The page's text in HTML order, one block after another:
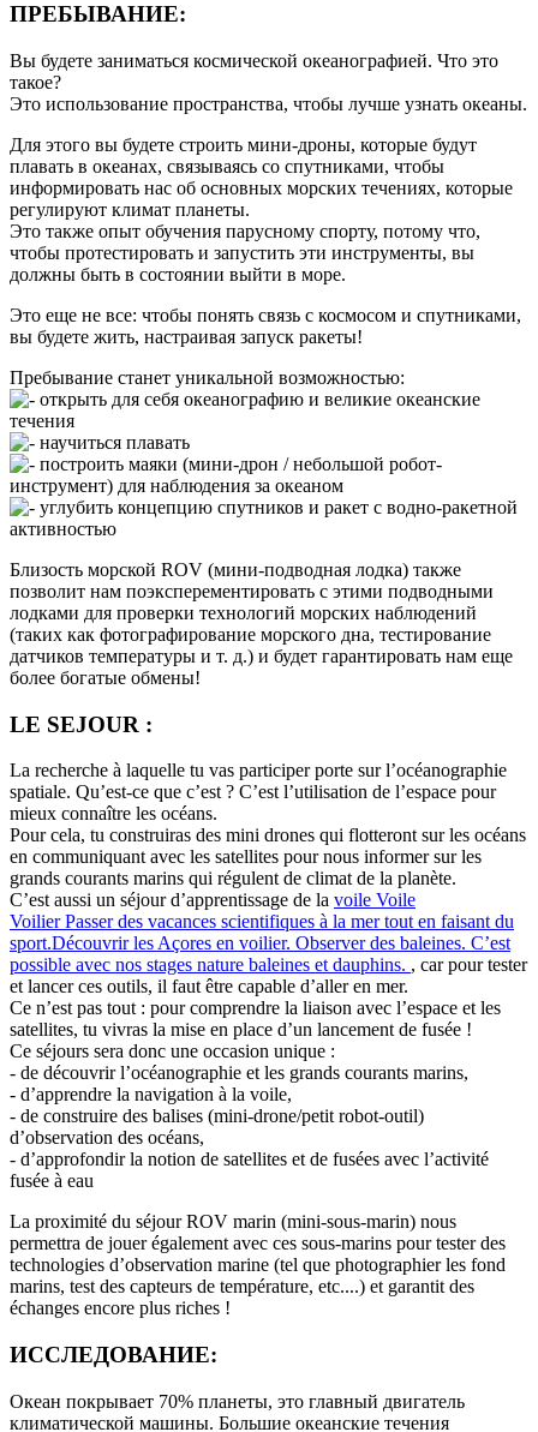
ПРЕБЫВАНИЕ:
Вы будете заниматься космической океанографией. Что это
такое?
Это использование пространства, чтобы лучше узнать океаны.
Для этого вы будете строить мини-дроны, которые будут
плавать в океанах, связываясь со спутниками, чтобы
информировать нас об основных морских течениях, которые
регулируют климат планеты.
Это также опыт обучения парусному спорту, потому что,
чтобы протестировать и запустить эти инструменты, вы
должны быть в состоянии выйти в море.
Это еще не все: чтобы понять связь с космосом и спутниками,
вы будете жить, настраивая запуск ракеты!
Пребывание станет уникальной возможностью:
открыть для себя океанографию и великие океанские
течения
научиться плавать
построить маяки (мини-дрон / небольшой робот-
инструмент) для наблюдения за океаном
углубить концепцию спутников и ракет с водно-ракетной
активностью
Близость морской ROV (мини-подводная лодка) также
позволит нам поэксперементировать с этими подводными
лодками для проверки технологий морских наблюдений
(таких как фотографирование морского дна, тестирование
датчиков температуры и т. д.) и будет гарантировать нам еще
более богатые обмены!
LE SEJOUR :
La recherche à laquelle tu vas participer porte sur l’océanographie
spatiale. Qu’est-ce que c’est ? C’est l’utilisation de l’espace pour
mieux connaître les océans.
Pour cela, tu construiras des mini drones qui flotteront sur les océans
en communiquant avec les satellites pour nous informer sur les
grands courants marins qui régulent de climat de la planète.
C’est aussi un séjour d’apprentissage de la voile Voile
Voilier Passer des vacances scientifiques à la mer tout en faisant du
sport.Découvrir les Açores en voilier. Observer des baleines. C’est
possible avec nos stages nature baleines et dauphins. , car pour tester
et lancer ces outils, il faut être capable d’aller en mer.
Ce n’est pas tout : pour comprendre la liaison avec l’espace et les
satellites, tu vivras la mise en place d’un lancement de fusée !
Ce séjours sera donc une occasion unique :
- de découvrir l’océanographie et les grands courants marins,
- d’apprendre la navigation à la voile,
- de construire des balises (mini-drone/petit robot-outil)
d’observation des océans,
- d’approfondir la notion de satellites et de fusées avec l’activité
fusée à eau
La proximité du séjour ROV marin (mini-sous-marin) nous
permettra de jouer également avec ces sous-marins pour tester des
technologies d’observation marine (tel que photographier les fond
marins, test des capteurs de température, etc....) et garantit des
échanges encore plus riches !
ИССЛЕДОВАНИЕ:
Океан покрывает 70% планеты, это главный двигатель
климатической машины. Большие океанские течения